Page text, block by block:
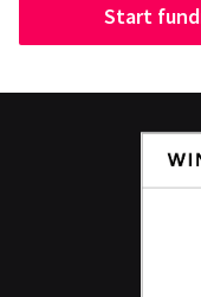
Start